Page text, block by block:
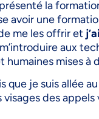
présenté la
avoir une
me les offrir et
aux
humaines mises
que je suis allée
des